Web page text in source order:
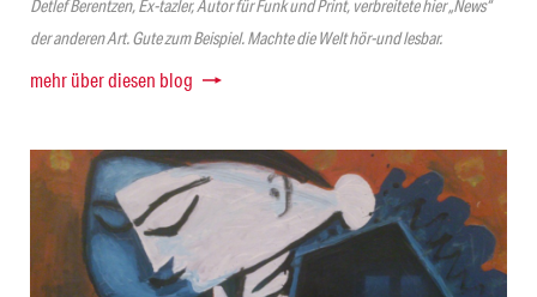
Detlef Berentzen, Ex-tazler, Autor für Funk und Print, verbreitete hier „News“
der anderen Art. Gute zum Beispiel. Machte die Welt hör-und lesbar.
mehr über diesen blog